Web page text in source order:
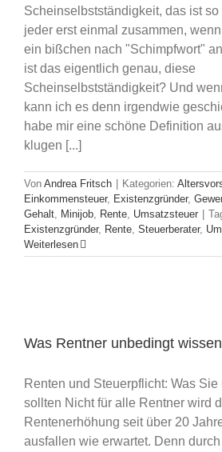
Scheinselbstständigkeit, das ist
jeder erst einmal zusammen,
ein bißchen nach "Schimpfwort"
ist das eigentlich genau, diese
Scheinselbstständigkeit? Und
kann ich es denn irgendwie
habe mir eine schöne Definition
klugen [...]
Von Andrea Fritsch Kategorien:
Einkommensteuer, Existenzgründer,
Gehalt
Minijob Rente Umsatzsteuer
Existenzgründer, Rente Steuerberater,
Weiterlesen
Was Rentner unbedingt
Renten und Steuerpflicht: Was
sollten Nicht für alle Rentner wird
Rentenerhöhung seit über 20
ausfallen wie erwartet. Denn